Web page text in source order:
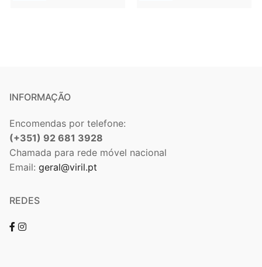
INFORMAÇÃO
Encomendas por telefone:
(+351) 92 681 3928
Chamada para rede móvel nacional
Email: geral@viril.pt
REDES